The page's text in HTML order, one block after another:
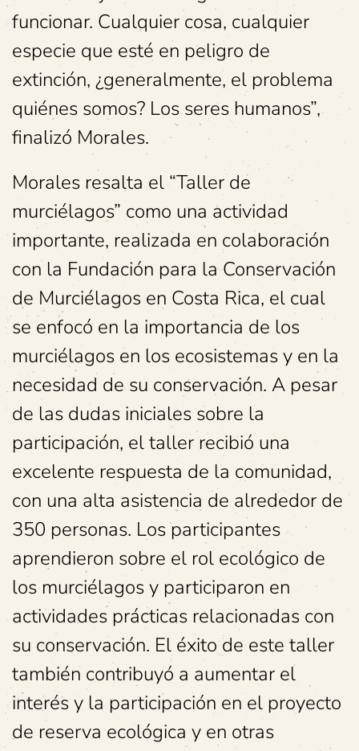
funcionar. Cualquier cosa, cualquier
especie que esté en peligro de
extinción, ¿generalmente, el problema
quiénes somos? Los seres humanos”,
finalizó Morales.
Morales resalta el “Taller de
murciélagos” como una actividad
importante, realizada en colaboración
con la Fundación para la Conservación
de Murciélagos en Costa Rica, el cual
se enfocó en la importancia de los
murciélagos en los ecosistemas y en la
necesidad de su conservación. A pesar
de las dudas iniciales sobre la
participación, el taller recibió una
excelente respuesta de la comunidad,
con una alta asistencia de alrededor de
350 personas. Los participantes
aprendieron sobre el rol ecológico de
los murciélagos y participaron en
actividades prácticas relacionadas con
su conservación. El éxito de este taller
también contribuyó a aumentar el
interés y la participación en el proyecto
de reserva ecológica y en otras